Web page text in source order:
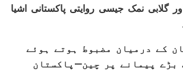
گلابی نمک جیسی روایتی پاکستانی اشیا
کے درمیان مضبوط ہوتے ہوئے
بڑے پیمانے پر چین-پاکستان